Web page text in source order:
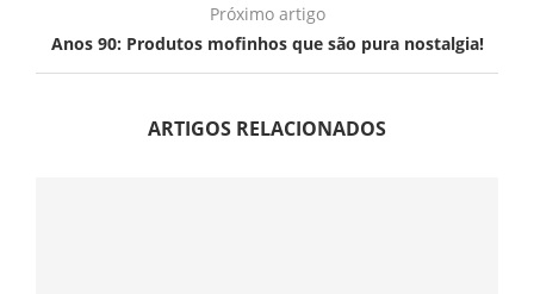
Próximo artigo
Anos 90: Produtos mofinhos que são pura nostalgia!
ARTIGOS RELACIONADOS